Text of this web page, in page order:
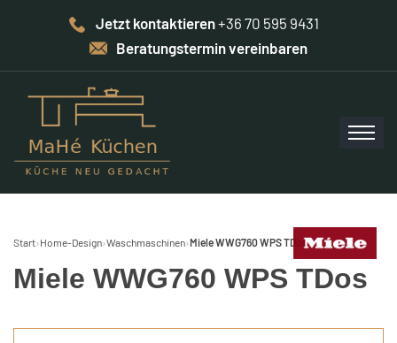
Jetzt kontaktieren+36 70 595 9431
Beratungstermin vereinbaren
Start› Home-Design›Waschmaschinen›Miele WWG760 WPS TDos
Miele WWG760 WPS TDos